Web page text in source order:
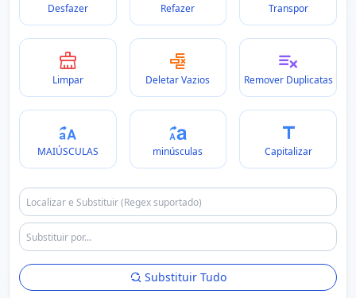
Desfazer Refazer Transpor
Limpar Deletar Vazios Remover Duplicatas
MAIÚSCULAS minúsculas Capitalizar
Substituir Tudo